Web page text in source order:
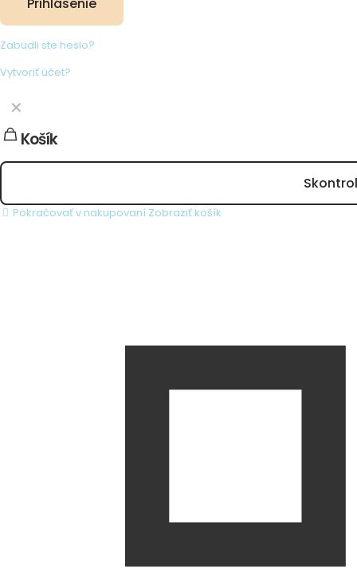
Prihlásenie
Zabudli ste heslo?
Vytvoriť účet?
✕
Košík
Pokračovať v nakupovaní Zobraziť košík